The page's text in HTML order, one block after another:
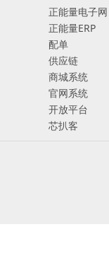
正能量电子网
正能量ERP
配单
供应链
商城系统
官网系统
开放平台
芯扒客